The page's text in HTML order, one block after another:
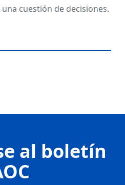
cuestión de decisiones.
al boletín